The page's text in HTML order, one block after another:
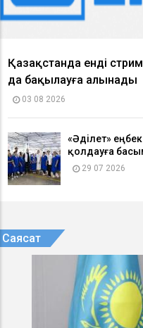
Қазақстанда енді
да бақылауға алынады
03 08 2026
«Әділет»
қолдауға
29 07 2026
Саясат